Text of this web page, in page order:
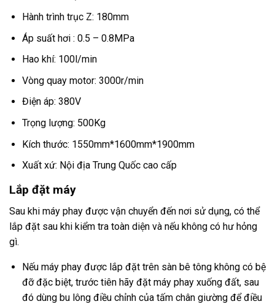
Hành trình trục Z: 180mm
Áp suất hơi : 0.5 – 0.8MPa
Hao khí: 100l/min
Vòng quay motor: 3000r/min
Điện áp: 380V
Trọng lượng: 500Kg
Kích thước: 1550mm*1600mm*1900mm
Xuất xứ: Nội địa Trung Quốc cao cấp
Lắp đặt máy
Sau khi máy phay được vận chuyển đến nơi sử dụng, có thể
lắp đặt sau khi kiểm tra toàn diện và nếu không có hư hỏng
gì.
Nếu máy phay được lắp đặt trên sàn bê tông không có bệ
đỡ đặc biệt, trước tiên hãy đặt máy phay xuống đất, sau
đó dùng bu lông điều chỉnh của tấm chân giường để điều